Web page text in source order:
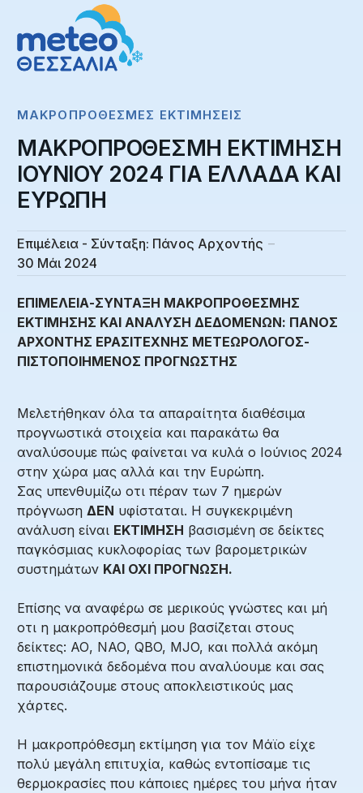
ΜΑΚΡΟΠΡΌΘΕΣΜΕΣ ΕΚΤΙΜΉΣΕΙΣ
ΜΑΚΡΟΠΡΟΘΕΣΜΗ ΕΚΤΙΜΗΣΗ
IOYNIOY 2024 ΓΙΑ ΕΛΛΑΔΑ ΚΑΙ
ΕΥΡΩΠΗ
Επιμέλεια - Σύνταξη: Πάνος Αρχοντής
30 Μάι 2024
ΕΠΙΜΕΛΕΙΑ-ΣΥΝΤΑΞΗ ΜΑΚΡΟΠΡΟΘΕΣΜΗΣ
ΕΚΤΙΜΗΣΗΣ ΚΑΙ ΑΝΑΛΥΣΗ ΔΕΔΟΜΕΝΩΝ: ΠΑΝΟΣ
ΑΡΧΟΝΤΗΣ ΕΡΑΣΙΤΕΧΝΗΣ ΜΕΤΕΩΡΟΛΟΓΟΣ-
ΠΙΣΤΟΠΟΙΗΜΕΝΟΣ ΠΡΟΓΝΩΣΤΗΣ
Μελετήθηκαν όλα τα απαραίτητα διαθέσιμα
προγνωστικά στοιχεία και παρακάτω θα
αναλύσουμε πώς φαίνεται να κυλά ο Ιούνιος 2024
στην χώρα μας αλλά και την Ευρώπη.
Σας υπενθυμίζω οτι πέραν των 7 ημερών
πρόγνωση ΔΕΝ υφίσταται. Η συγκεκριμένη
ανάλυση είναι ΕΚΤΙΜΗΣΗ βασισμένη σε δείκτες
παγκόσμιας κυκλοφορίας των βαρομετρικών
συστημάτων ΚΑΙ ΟΧΙ ΠΡΟΓΝΩΣΗ.
Επίσης να αναφέρω σε μερικούς γνώστες και μή
οτι η μακροπρόθεσμή μου βασίζεται στους
δείκτες: ΑΟ, ΝΑΟ, QBO, MJO, και πολλά ακόμη
επιστημονικά δεδομένα που αναλύουμε και σας
παρουσιάζουμε στους αποκλειστικούς μας
χάρτες.
Η μακροπρόθεσμη εκτίμηση για τον Μάϊο είχε
πολύ μεγάλη επιτυχία, καθώς εντοπίσαμε τις
θερμοκρασίες που κάποιες ημέρες του μήνα ήταν